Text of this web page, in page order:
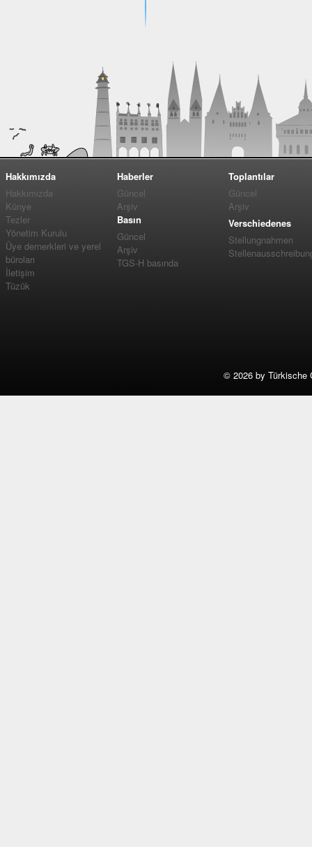
Hakkımızda
Hakkımızda
Künye
Tezler
Yönetim Kurulu
Üye dernerkleri ve yerel
büroları
İletişim
Tüzük
Haberler
Güncel
Arşiv
Basın
Güncel
Arşiv
TGS-H basında
Toplantılar
Güncel
Arşiv
Verschiedenes
Stellungnahmen
© 2026 by Türkische